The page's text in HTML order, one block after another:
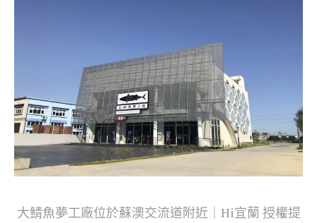
大鯖魚夢工廠位於蘇澳交流道附近｜Hi宜蘭 授權提